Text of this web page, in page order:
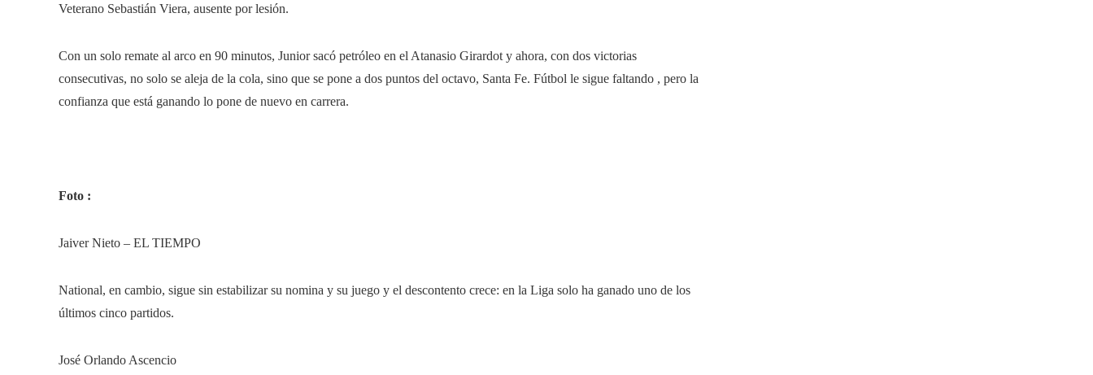
Veterano Sebastián Viera, ausente por lesión.
Con un solo remate al arco en 90 minutos, Junior sacó petróleo en el Atanasio Girardot y ahora, con dos victorias
consecutivas, no solo se aleja de la cola, sino que se pone a dos puntos del octavo, Santa Fe. Fútbol le sigue faltando , pero la
confianza que está ganando lo pone de nuevo en carrera.
Foto :
Jaiver Nieto – EL TIEMPO
National, en cambio, sigue sin estabilizar su nomina y su juego y el descontento crece: en la Liga solo ha ganado uno de los
últimos cinco partidos.
José Orlando Ascencio